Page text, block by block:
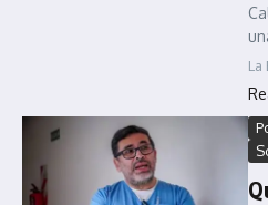
La